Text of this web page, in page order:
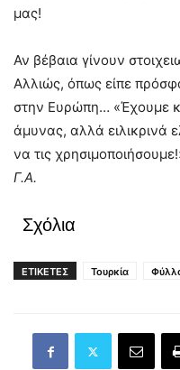
μας!
Αν βέβαια γίνουν
Αλλιώς, όπως είπε
στην Ευρώπη… «Έχουμε κι
άμυνας, αλλά ειλικρινά
να τις
Γ.Α.
Σχόλια
ΕΤΙΚΕΤΕΣ Τουρκία